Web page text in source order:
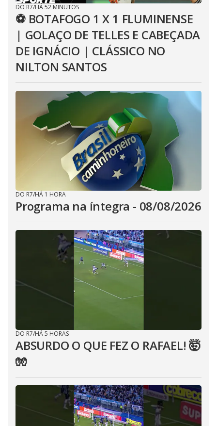
DO R7/HÁ 52 MINUTOS
⚽ BOTAFOGO 1 X 1 FLUMINENSE
| GOLAÇO DE TELLES E CABEÇADA
DE IGNÁCIO | CLÁSSICO NO
NILTON SANTOS
DO R7/HÁ 1 HORA
Programa na íntegra - 08/08/2026
DO R7/HÁ 5 HORAS
ABSURDO O QUE FEZ O RAFAEL! 🤯
🧤